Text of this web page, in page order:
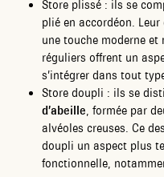
Store plissé : ils se
plié en accordéon.
une touche moderne
réguliers offrent un
s’intégrer dans tout
Store doupli : ils se
d’abeille, formée par
alvéoles creuses. Ce
doupli un aspect plus
fonctionnelle,